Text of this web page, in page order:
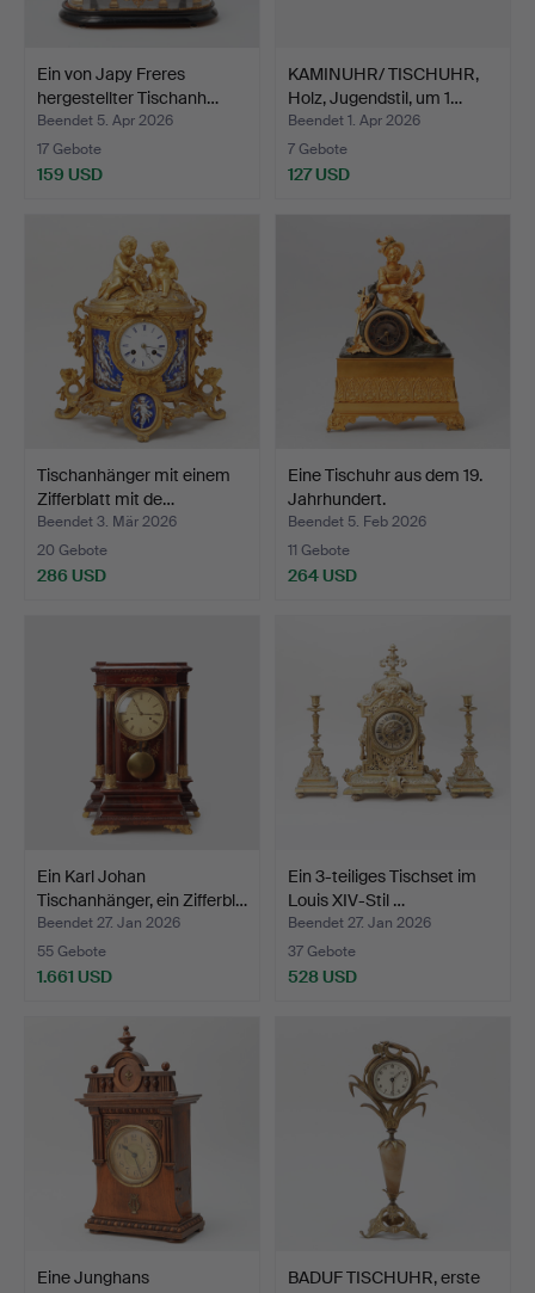
Ein von Japy Freres
hergestellter Tischanh…
Beendet 5. Apr 2026
17 Gebote
159 USD
KAMINUHR/ TISCHUHR,
Holz, Jugendstil, um 1…
Beendet 1. Apr 2026
7 Gebote
127 USD
Tischanhänger mit einem
Zifferblatt mit de…
Beendet 3. Mär 2026
20 Gebote
286 USD
Eine Tischuhr aus dem 19.
Jahrhundert.
Beendet 5. Feb 2026
11 Gebote
264 USD
Ein Karl Johan
Tischanhänger, ein Zifferbl…
Beendet 27. Jan 2026
55 Gebote
1.661 USD
Ein 3-teiliges Tischset im
Louis XIV-Stil …
Beendet 27. Jan 2026
37 Gebote
528 USD
Eine Junghans
BADUF TISCHUHR, erste